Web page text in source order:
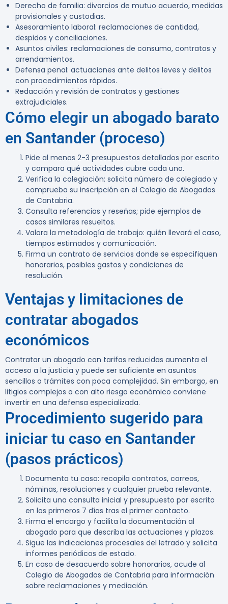
Derecho de familia: divorcios de mutuo acuerdo, medidas
provisionales y custodias.
Asesoramiento laboral: reclamaciones de cantidad,
despidos y conciliaciones.
Asuntos civiles: reclamaciones de consumo, contratos y
arrendamientos.
Defensa penal: actuaciones ante delitos leves y delitos
con procedimientos rápidos.
Redacción y revisión de contratos y gestiones
extrajudiciales.
Cómo elegir un abogado barato
en Santander (proceso)
Pide al menos 2-3 presupuestos detallados por escrito
y compara qué actividades cubre cada uno.
Verifica la colegiación: solicita número de colegiado y
comprueba su inscripción en el Colegio de Abogados
de Cantabria.
Consulta referencias y reseñas; pide ejemplos de
casos similares resueltos.
Valora la metodología de trabajo: quién llevará el caso,
tiempos estimados y comunicación.
Firma un contrato de servicios donde se especifiquen
honorarios, posibles gastos y condiciones de
resolución.
Ventajas y limitaciones de
contratar abogados
económicos
Contratar un abogado con tarifas reducidas aumenta el
acceso a la justicia y puede ser suficiente en asuntos
sencillos o trámites con poca complejidad. Sin embargo, en
litigios complejos o con alto riesgo económico conviene
invertir en una defensa especializada.
Procedimiento sugerido para
iniciar tu caso en Santander
(pasos prácticos)
Documenta tu caso: recopila contratos, correos,
nóminas, resoluciones y cualquier prueba relevante.
Solicita una consulta inicial y presupuesto por escrito
en los primeros 7 días tras el primer contacto.
Firma el encargo y facilita la documentación al
abogado para que describa las actuaciones y plazos.
Sigue las indicaciones procesales del letrado y solicita
informes periódicos de estado.
En caso de desacuerdo sobre honorarios, acude al
Colegio de Abogados de Cantabria para información
sobre reclamaciones y mediación.